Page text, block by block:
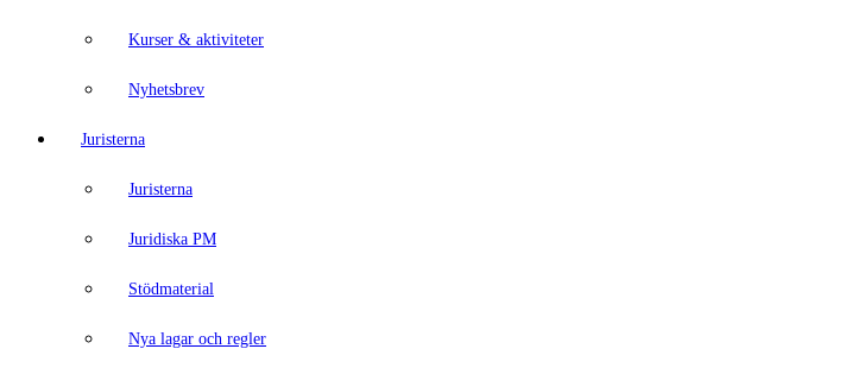
Kurser & aktiviteter
Nyhetsbrev
Juristerna
Juristerna
Juridiska PM
Stödmaterial
Nya lagar och regler